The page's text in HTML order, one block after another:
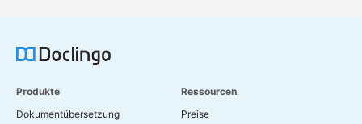
Produkte
Dokumentübersetzung
Ressourcen
Preise